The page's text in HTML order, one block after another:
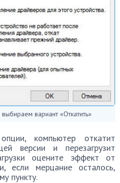
вариант «Откатить»
компьютер откатит
версии и перезагрузит
оцените эффект от
если мерцание осталось,
пункту.